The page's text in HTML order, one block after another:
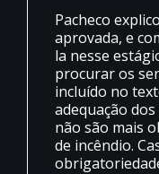
Pacheco
aprovada, e
la nesse
procurar os
incluído no
adequação
não são mais
de incêndio.